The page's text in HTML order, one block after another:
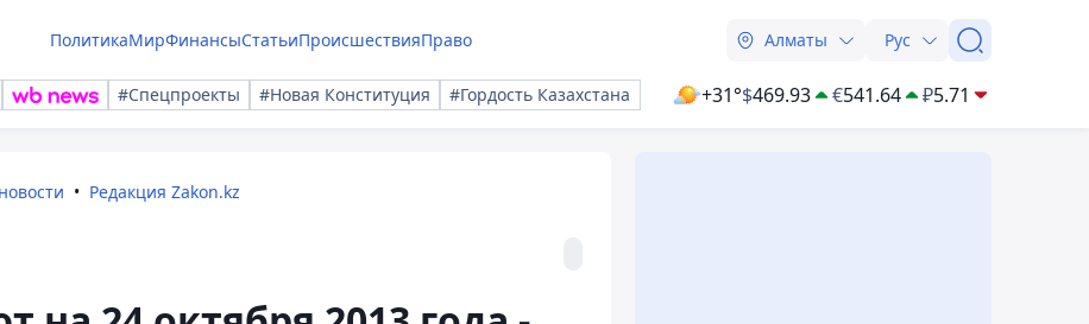
ПолитикаМирФинансыСтатьиПроисшествияПраво Алматы Рус
#Спецпроекты #Новая Конституция #Гордость Казахстана +31°$469.93 €541.64 ₽5.71
Редакция Zakon.kz